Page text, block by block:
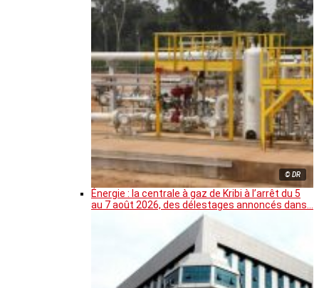
© DR
Énergie : la centrale à gaz de Kribi à l’arrêt du 5
au 7 août 2026, des délestages annoncés dans…